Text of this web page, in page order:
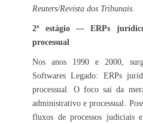
Reuters/Revista dos Tribunais.
2º estágio — ERPs
processual
Nos anos 1990 e 2000,
Softwares Legado: ERPs
processual. O foco sai da
administrativo e processual.
fluxos de processos judiciais